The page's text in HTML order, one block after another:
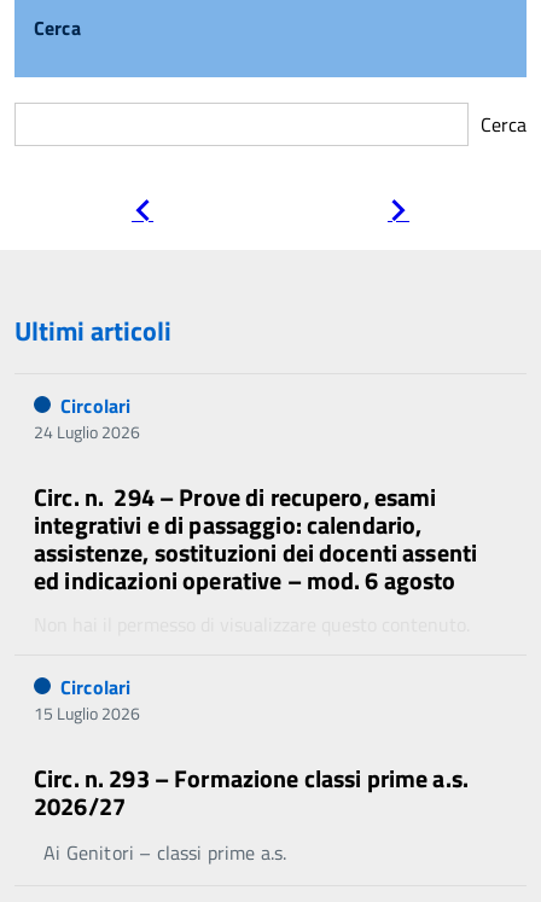
Cerca
Cerca
Ultimi articoli
Circolari
24 Luglio 2026
Circ. n. 294 – Prove di recupero, esami
integrativi e di passaggio: calendario,
assistenze, sostituzioni dei docenti assenti
ed indicazioni operative – mod. 6 agosto
Circolari
15 Luglio 2026
Circ. n. 293 – Formazione classi prime a.s.
2026/27
Ai Genitori – classi prime a.s.